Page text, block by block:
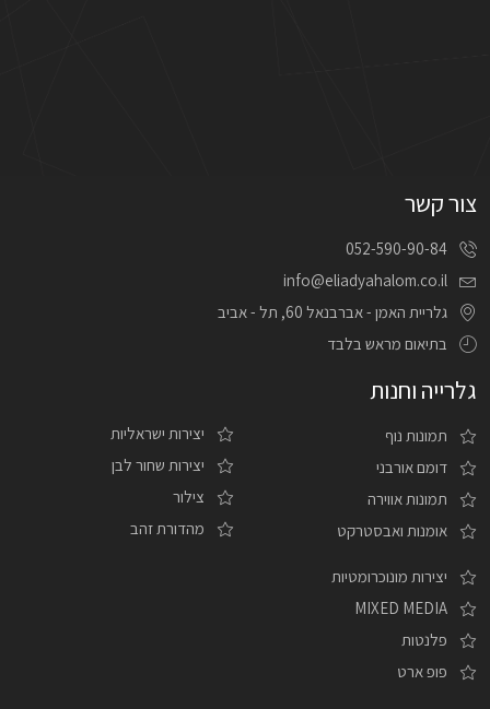
צור קשר
052-590-90-84
info@eliadyahalom.co.il
גלריית האמן - אברבנאל 60, תל - אביב
בתיאום מראש בלבד
גלרייה וחנות
תמונות נוף
דומם אורבני
תמונות אווירה
אומנות ואבסטרקט
יצירות ישראליות
יצירות שחור לבן
צילור
מהדורת זהב
יצירות מונוכרומטיות
MIXED MEDIA
פלנטות
פופ ארט